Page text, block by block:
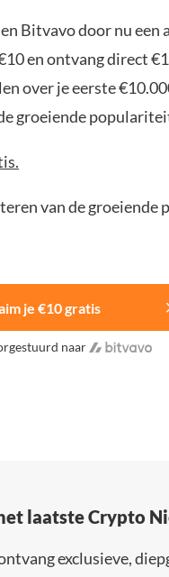
Bitvavo door nu een
en ontvang direct
over je eerste
groeiende
van de
je €10 gratis
naar
laatste Crypto
exclusieve,